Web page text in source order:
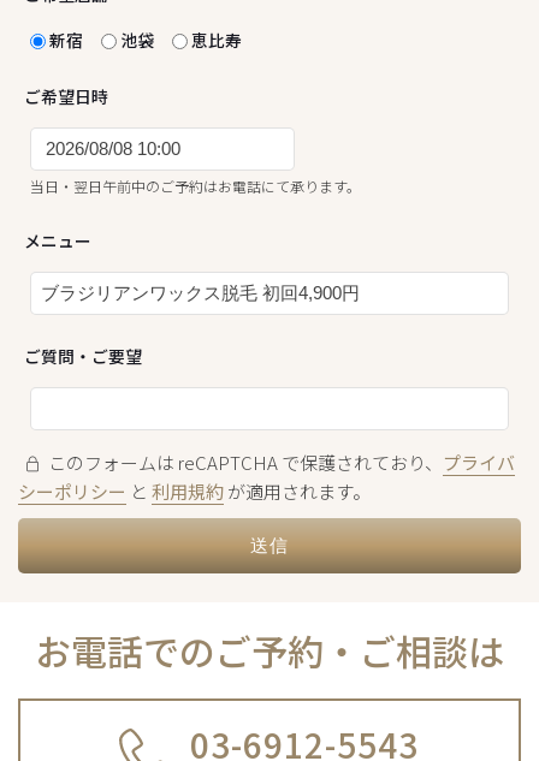
新宿
池袋 恵比寿
ご希望日時
当日・翌日午前中のご予約はお電話にて承ります。
メニュー
ご質問・ご要望
このフォームは reCAPTCHA で保護されており、 プライバ
シーポリシー と 利用規約が適用されます。
お電話でのご予約・ご相談は
03-6912-5543